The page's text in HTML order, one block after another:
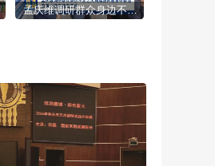
孟庆维调研群众身边不正之风和腐败问题集中整治及重大项目建设工作